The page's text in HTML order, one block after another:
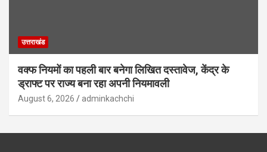
उत्तराखंड
वक्फ नियमों का पहली बार बनेगा लिखित दस्तावेज, केंद्र के
ड्राफ्ट पर राज्य बना रहा अपनी नियमावली
August 6, 2026 adminkachchi